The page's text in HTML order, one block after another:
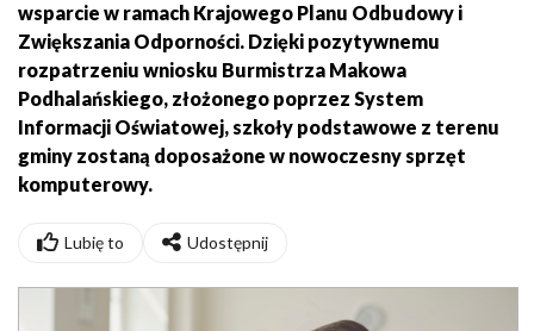
wsparcie w ramach Krajowego Planu Odbudowy i
Zwiększania Odporności. Dzięki pozytywnemu
rozpatrzeniu wniosku Burmistrza Makowa
Podhalańskiego, złożonego poprzez System
Informacji Oświatowej, szkoły podstawowe z terenu
gminy zostaną doposażone w nowoczesny sprzęt
komputerowy.
Lubię to Udostępnij